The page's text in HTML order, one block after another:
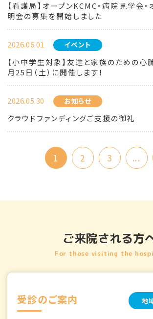
【看護局】オープンKCMC・病院見学会
明会の募集を開始しました
2026.06.01 イベント
【小中学生対象】友達と家族のための心
月25日（土）に開催します！
2026.05.30 お知らせ
クラウドファンディングご支援の御礼
1 2 3 ...
ご来院される方
For those visiting the
受診のご案内 地